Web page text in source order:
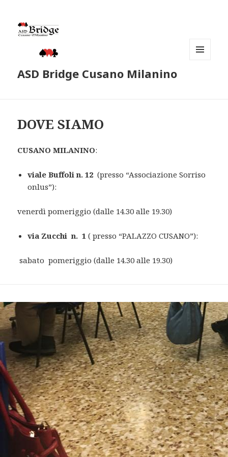
ASD Bridge Cusano Milanino
DOVE SIAMO
CUSANO MILANINO:
viale Buffoli n. 12 (presso “Associazione Sorriso
onlus”):
venerdì pomeriggio (dalle 14.30 alle 19.30)
via Zucchi n. 1( presso “PALAZZO CUSANO”):
sabato pomeriggio (dalle 14.30 alle 19.30)